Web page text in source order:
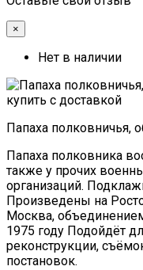
×
Нет в наличии
Папаха полковничья,
Папаха полковника
также у прочих
организаций.
Произведены на
Москва,
1975 году Подойдёт
реконструкции,
постановок.